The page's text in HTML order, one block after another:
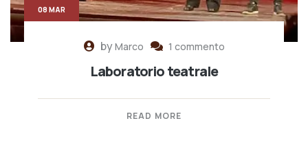
byMarco 1 commento
Laboratorio teatrale
READ MORE
08 MAR